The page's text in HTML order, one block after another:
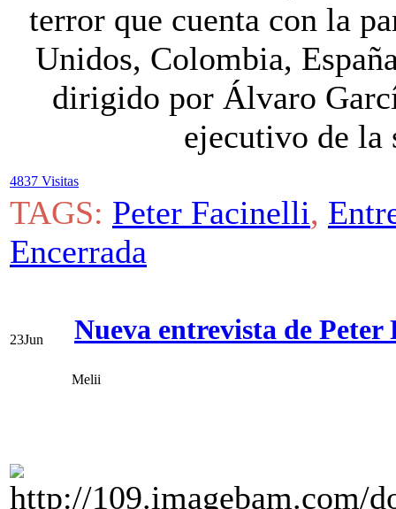
terror que cuenta con la
Unidos, Colombia,
dirigido por Álvaro
ejecutivo de la
4837 Visitas
TAGS: Peter Facinelli,
Encerrada
23Jun Nueva entrevista de
Melii